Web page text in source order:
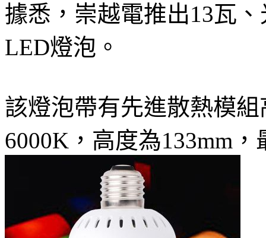
據悉，崇越電推出13瓦
LED燈泡。
該燈泡帶有先進散熱模
6000K，高度為133mm